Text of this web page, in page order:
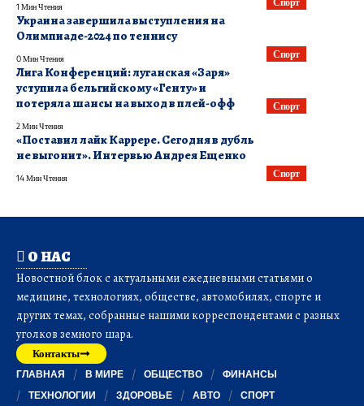
1 Мин Чтения
Спорт
Украина завершила выступления на
Олимпиаде-2024 по теннису
0 Мин Чтения
Спорт
Лига Конференций: луганская «Заря»
уступила бельгийскому «Генту» и
потеряла шансы на выход в плей-офф
2 Мин Чтения
Спорт
«Поставил лайк Каррере. Сегодня в дубль
не выгонит». Интервью Андрея Ещенко
14 Мин Чтения
О НАС
Новостной блок с актуальными ежедневными статьями о
медицине, технологиях, обществе, автомобилях, спорте и
других темах, собранные нашими корреспондентами с разных
уголков земного шара.
Контакты
ГЛАВНАЯ В МИРЕ ОБЩЕСТВО
ФИНАНСЫ
ТЕХНОЛОГИИ
ЗДОРОВЬЕ АВТО СПОРТ